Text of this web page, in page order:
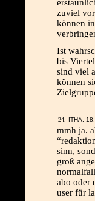
zuviel
können
Ist
bis
sind viel
können
ITHA,
mmh ja.
sinn,
groß
abo oder
user für